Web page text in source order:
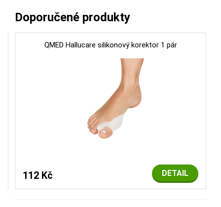
Doporučené produkty
QMED Hallucare silikonový korektor 1 pár
DETAIL
112 Kč